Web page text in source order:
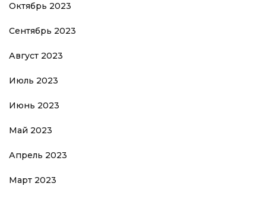
Октябрь 2023
Сентябрь 2023
Август 2023
Июль 2023
Июнь 2023
Май 2023
Апрель 2023
Март 2023